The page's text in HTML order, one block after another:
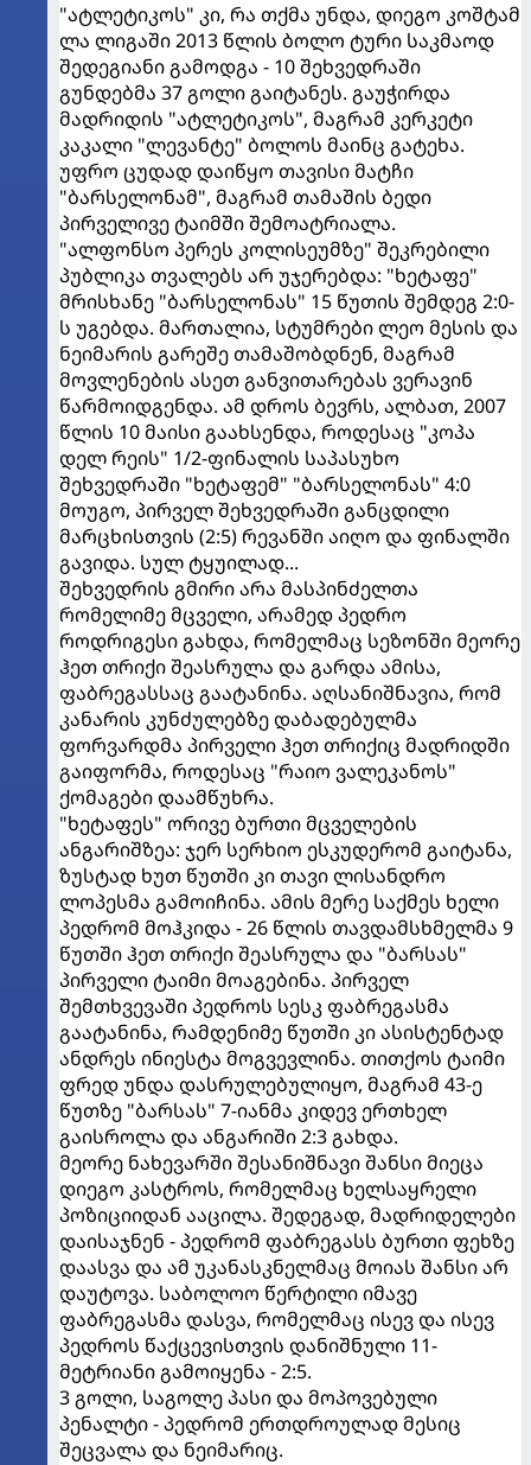
"ატლეტიკოს" კი, რა თქმა უნდა, დიეგო კოშტამ
ლა ლიგაში 2013 წლის ბოლო ტური საკმაოდ
შედეგიანი გამოდგა - 10 შეხვედრაში
გუნდებმა 37 გოლი გაიტანეს. გაუჭირდა
მადრიდის "ატლეტიკოს", მაგრამ კერკეტი
კაკალი "ლევანტე" ბოლოს მაინც გატეხა.
უფრო ცუდად დაიწყო თავისი მატჩი
"ბარსელონამ", მაგრამ თამაშის ბედი
პირველივე ტაიმში შემოატრიალა.
"ალფონსო პერეს კოლისეუმზე" შეკრებილი
პუბლიკა თვალებს არ უჯერებდა: "ხეტაფე"
მრისხანე "ბარსელონას" 15 წუთის შემდეგ 2:0-
ს უგებდა. მართალია, სტუმრები ლეო მესის და
ნეიმარის გარეშე თამაშობდნენ, მაგრამ
მოვლენების ასეთ განვითარებას ვერავინ
წარმოიდგენდა. ამ დროს ბევრს, ალბათ, 2007
წლის 10 მაისი გაახსენდა, როდესაც "კოპა
დელ რეის" 1/2-ფინალის საპასუხო
შეხვედრაში "ხეტაფემ" "ბარსელონას" 4:0
მოუგო, პირველ შეხვედრაში განცდილი
მარცხისთვის (2:5) რევანში აიღო და ფინალში
გავიდა. სულ ტყუილად...
შეხვედრის გმირი არა მასპინძელთა
რომელიმე მცველი, არამედ პედრო
როდრიგესი გახდა, რომელმაც სეზონში მეორე
ჰეთ თრიქი შეასრულა და გარდა ამისა,
ფაბრეგასსაც გაატანინა. აღსანიშნავია, რომ
კანარის კუნძულებზე დაბადებულმა
ფორვარდმა პირველი ჰეთ თრიქიც მადრიდში
გაიფორმა, როდესაც "რაიო ვალეკანოს"
ქომაგები დაამწუხრა.
"ხეტაფეს" ორივე ბურთი მცველების
ანგარიშზეა: ჯერ სერხიო ესკუდერომ გაიტანა,
ზუსტად ხუთ წუთში კი თავი ლისანდრო
ლოპესმა გამოიჩინა. ამის მერე საქმეს ხელი
პედრომ მოჰკიდა - 26 წლის თავდამსხმელმა 9
წუთში ჰეთ თრიქი შეასრულა და "ბარსას"
პირველი ტაიმი მოაგებინა. პირველ
შემთხვევაში პედროს სესკ ფაბრეგასმა
გაატანინა, რამდენიმე წუთში კი ასისტენტად
ანდრეს ინიესტა მოგვევლინა. თითქოს ტაიმი
ფრედ უნდა დასრულებულიყო, მაგრამ 43-ე
წუთზე "ბარსას" 7-იანმა კიდევ ერთხელ
გაისროლა და ანგარიში 2:3 გახდა.
მეორე ნახევარში შესანიშნავი შანსი მიეცა
დიეგო კასტროს, რომელმაც ხელსაყრელი
პოზიციიდან ააცილა. შედეგად, მადრიდელები
დაისაჯნენ - პედრომ ფაბრეგასს ბურთი ფეხზე
დაასვა და ამ უკანასკნელმაც მოიას შანსი არ
დაუტოვა. საბოლოო წერტილი იმავე
ფაბრეგასმა დასვა, რომელმაც ისევ და ისევ
პედროს წაქცევისთვის დანიშნული 11-
მეტრიანი გამოიყენა - 2:5.
3 გოლი, საგოლე პასი და მოპოვებული
პენალტი - პედრომ ერთდროულად მესიც
შეცვალა და ნეიმარიც.